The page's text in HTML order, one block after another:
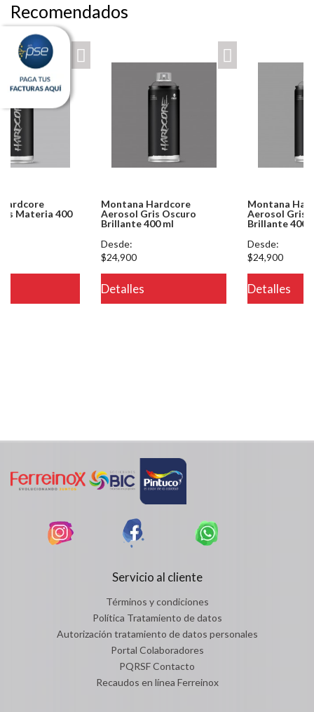
Recomendados
Montana Hardcore
Aerosol Gris Oscuro
Montana Hardcore
Aerosol Gris Perla
Brillante 400 ml
Servicio al cliente
Términos y condiciones
Política Tratamiento de datos
Autorización tratamiento de datos personales
Portal Colaboradores
PQRSF Contacto
Recaudos en línea Ferreinox